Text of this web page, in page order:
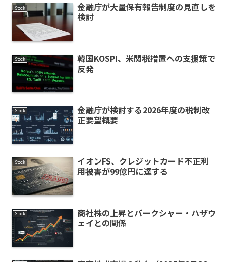
Stock
金融庁が大量保有報告制度の見直しを
検討
Stock
韓国KOSPI、米関税措置への支援策で
反発
Stock
金融庁が検討する2026年度の税制改
正要望概要
Stock
イオンFS、クレジットカード不正利
用被害が99億円に達する
Stock
商社株の上昇とバークシャー・ハザウ
ェイとの関係